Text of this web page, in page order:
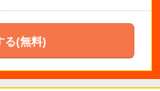
る(無料)